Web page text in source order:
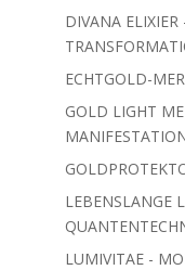
DIVANA
ECHTGOLD-
GOLD LIGHT
LEBENSLANGE
LUMIVITAE -